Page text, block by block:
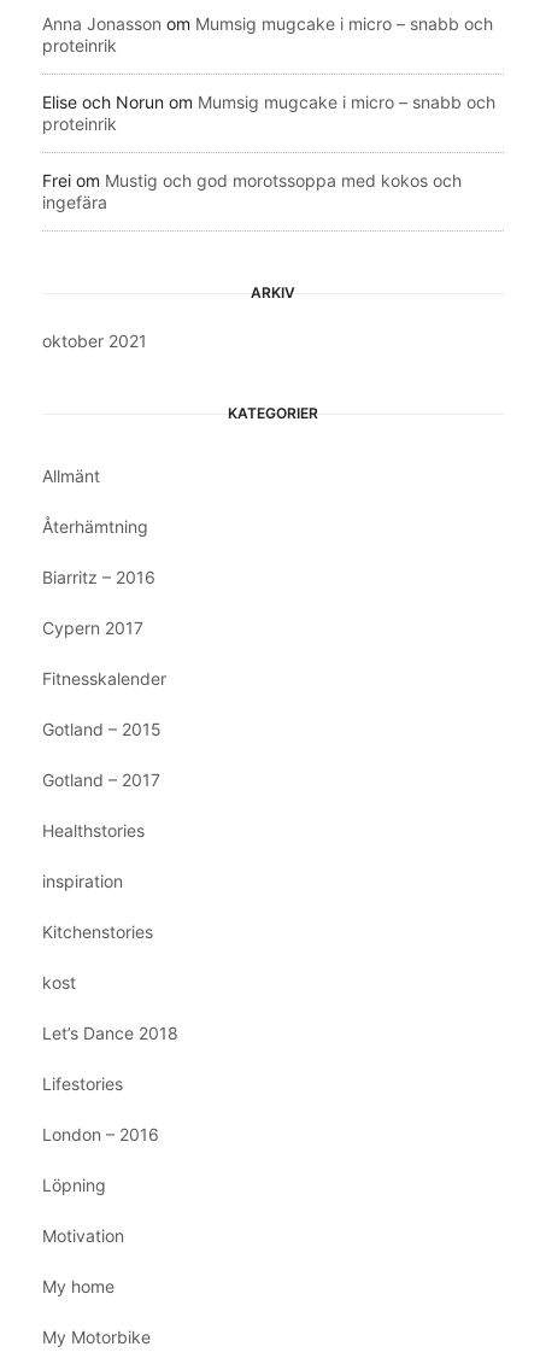
Anna Jonasson om Mumsig mugcake i micro – snabb och
proteinrik
Elise och Norun om Mumsig mugcake i micro – snabb och
proteinrik
Frei om Mustig och god morotssoppa med kokos och
ingefära
ARKIV
oktober 2021
KATEGORIER
Allmänt
Återhämtning
Biarritz – 2016
Cypern 2017
Fitnesskalender
Gotland – 2015
Gotland – 2017
Healthstories
inspiration
Kitchenstories
kost
Let’s Dance 2018
Lifestories
London – 2016
Löpning
Motivation
My home
My Motorbike